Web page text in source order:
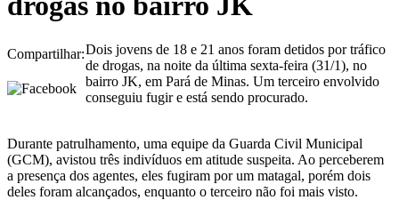
Compartilhar:Dois jovens de 18 e 21 anos foram detidos por tráfico
de drogas, na noite da última sexta-feira (31/1), no
bairro JK, em Pará de Minas. Um terceiro envolvido
conseguiu fugir e está sendo procurado.
Durante patrulhamento, uma equipe da Guarda Civil Municipal
(GCM), avistou três indivíduos em atitude suspeita. Ao perceberem
a presença dos agentes, eles fugiram por um matagal, porém dois
deles foram alcançados, enquanto o terceiro não foi mais visto.